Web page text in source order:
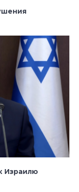
Израилю